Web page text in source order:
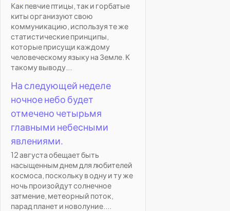
Как певчие птицы, так и горбатые
киты организуют свою
коммуникацию, используя те же
статистические принципы,
которые присущи каждому
человеческому языку на Земле. К
такому выводу...
На следующей неделе
ночное небо будет
отмечено четырьмя
главными небесными
явлениями.
12 августа обещает быть
насыщенным днем для любителей
космоса, поскольку в одну и ту же
ночь произойдут солнечное
затмение, метеорный поток,
парад планет и новолуние....